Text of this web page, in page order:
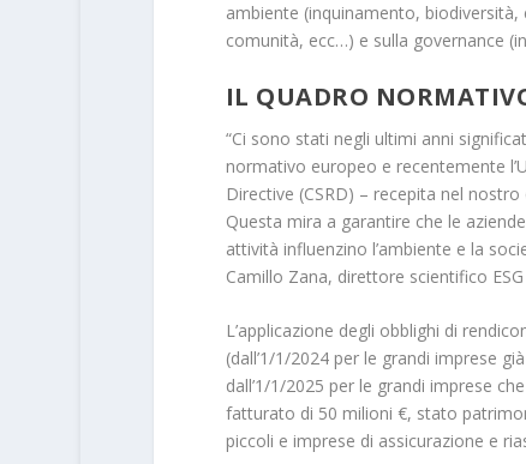
ambiente (inquinamento,
comunità, ecc…) e sulla governance
IL QUADRO
“Ci sono stati negli ultimi anni
normativo europeo e recentemente
Directive (CSRD) – recepita nel
Questa mira a garantire che le
attività influenzino l’ambiente e la
Camillo Zana, direttore scientifico
L’applicazione degli obblighi di
(dall’1/1/2024 per le grandi imprese
dall’1/1/2025 per le grandi imprese
fatturato di 50 milioni €, stato
piccoli e imprese di assicurazione e